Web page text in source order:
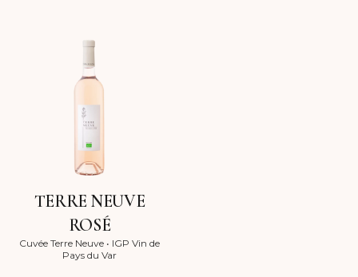
TERRE NEUVE
ROSÉ
Cuvée Terre Neuve • IGP Vin de
Pays du Var